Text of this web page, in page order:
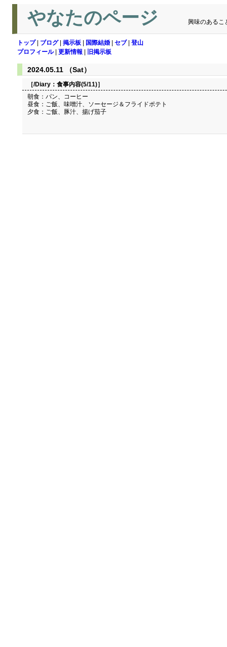
やなたのページ 興味のあるこ
トップ| ブログ| 掲示板 国際結婚 セブ| 登山
プロフィール| 更新情報 旧掲示板
2024.05.11 （Sat）
［/Diary： 食事内容(5/11)］
朝食：パン、コーヒー
昼食：ご飯、味噌汁、ソーセージ＆フライドポテト
夕食：ご飯、豚汁、揚げ茄子